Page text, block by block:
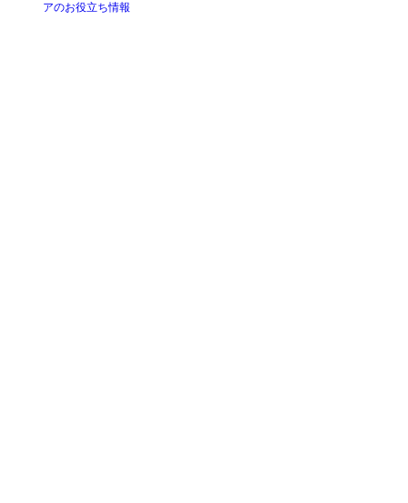
アのお役立ち情報